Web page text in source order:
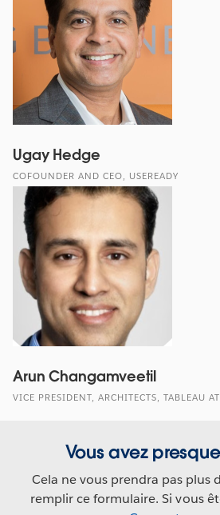
Ugay Hedge
COFOUNDER AND CEO, USEREADY
Arun Changamveetil
VICE PRESIDENT, ARCHITECTS, TABLEAU
Vous avez
Cela ne vous prendra pas plus
remplir ce formulaire. Si vous